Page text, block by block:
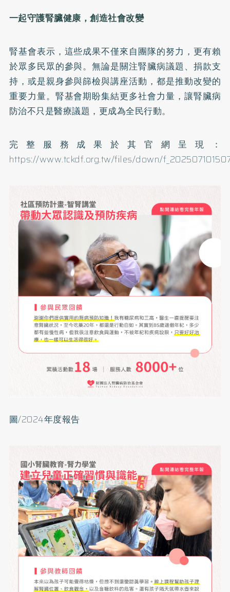
一起守護腎臟健康，創造社會改變
腎基會表示，這些成果不僅來自團隊的努力，更有賴
於眾多民眾的參與。無論是關注腎臟病議題、捐款支
持，或是親身參與篩檢與講座活動，都是推動改變的
重要力量。腎基會期盼集結更多社會力量，讓腎臟病
防治不只是醫療議題，更成為全民行動。
完整服務成果於其官網呈現：
https://www.tckdf.org.tw/files/down/
圖/2024年度報告